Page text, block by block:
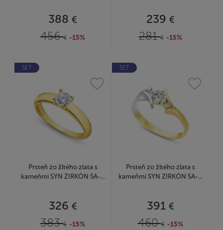
388 €
456€ -15%
239 €
281€ -15%
SET
Prsteň zo žltého zlata s
kameňmi SYN ZIRKÓN 5A-...
326 €
383€ -15%
SET
Prsteň zo žltého zlata s
kameňmi SYN ZIRKÓN 5A-...
391 €
460€ -15%